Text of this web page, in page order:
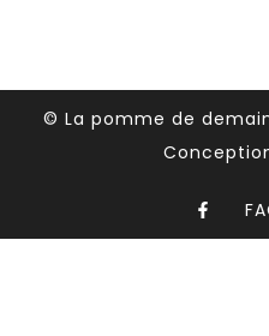
© La pomme de